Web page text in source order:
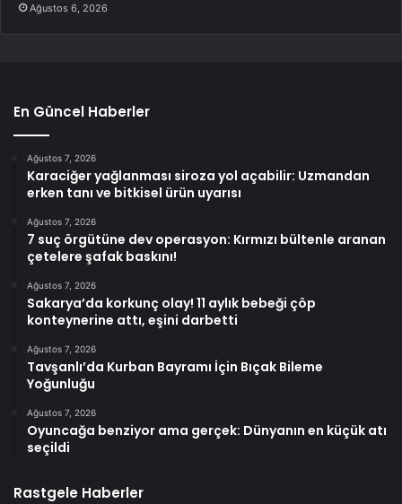
Ağustos 6, 2026
En Güncel Haberler
Ağustos 7, 2026
Karaciğer yağlanması siroza yol açabilir: Uzmandan
erken tanı ve bitkisel ürün uyarısı
Ağustos 7, 2026
7 suç örgütüne dev operasyon: Kırmızı bültenle aranan
çetelere şafak baskını!
Ağustos 7, 2026
Sakarya’da korkunç olay! 11 aylık bebeği çöp
konteynerine attı, eşini darbetti
Ağustos 7, 2026
Tavşanlı’da Kurban Bayramı İçin Bıçak Bileme
Yoğunluğu
Ağustos 7, 2026
Oyuncağa benziyor ama gerçek: Dünyanın en küçük atı
seçildi
Rastgele Haberler